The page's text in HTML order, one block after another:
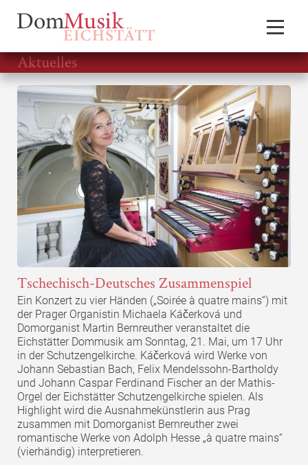
Aktuelles
Tschechisch-Deutsches Zusammenspiel
Ein Konzert zu vier Händen („Soirée à quatre mains“) mit
der Prager Organistin Michaela Káčerková und
Domorganist Martin Bernreuther veranstaltet die
Eichstätter Dommusik am Sonntag, 21. Mai, um 17 Uhr
in der Schutzengelkirche. Káčerková wird Werke von
Johann Sebastian Bach, Felix Mendelssohn-Bartholdy
und Johann Caspar Ferdinand Fischer an der Mathis-
Orgel der Eichstätter Schutzengelkirche spielen. Als
Highlight wird die Ausnahmekünstlerin aus Prag
zusammen mit Domorganist Bernreuther zwei
romantische Werke von Adolph Hesse „à quatre mains“
(vierhändig) interpretieren.